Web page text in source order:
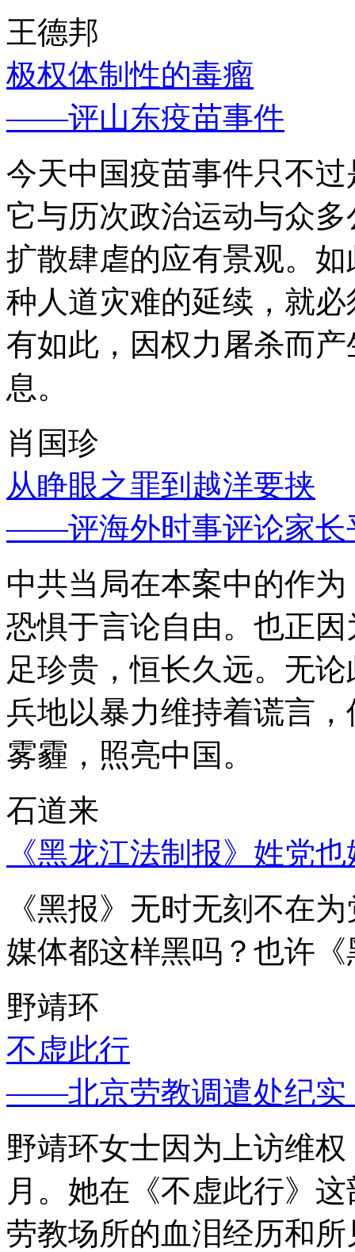
王德邦
极权体制性的毒瘤
——评山东疫苗事件
今天中国疫苗事件只不
它与历次政治运动与众
扩散肆虐的应有景观。
种人道灾难的延续，就
有如此，因权力屠杀而
息。
肖国珍
从睁眼之罪到越洋要挟
——评海外时事评论家长
中共当局在本案中的作
恐惧于言论自由。也正
足珍贵，恒长久远。无
兵地以暴力维持着谎言
雾霾，照亮中国。
石道来
《黑龙江法制报》姓党
《黑报》无时无刻不在
媒体都这样黑吗？也许
野靖环
不虚此行
——北京劳教调遣处纪实
野靖环女士因为上访维
月。她在《不虚此行》
劳教场所的血泪经历和